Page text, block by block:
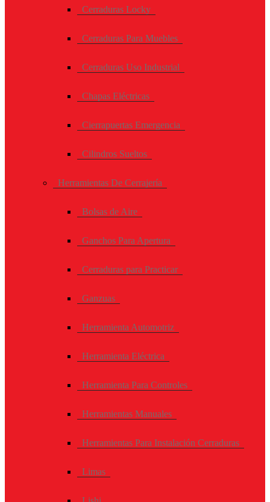
Cerraduras Locky
Cerraduras Para Muebles
Cerraduras Uso Industrial
Chapas Eléctricas
Cierrapuertas Emergencia
Cilindros Sueltos
Herramientas De Cerrajería
Bolsas de Aire
Ganchos Para Apertura
Cerraduras para Practicar
Ganzuas
Herramienta Automotriz
Herramienta Eléctrica
Herramienta Para Controles
Herramientas Manuales
Herramientas Para Instalación Cerraduras
Limas